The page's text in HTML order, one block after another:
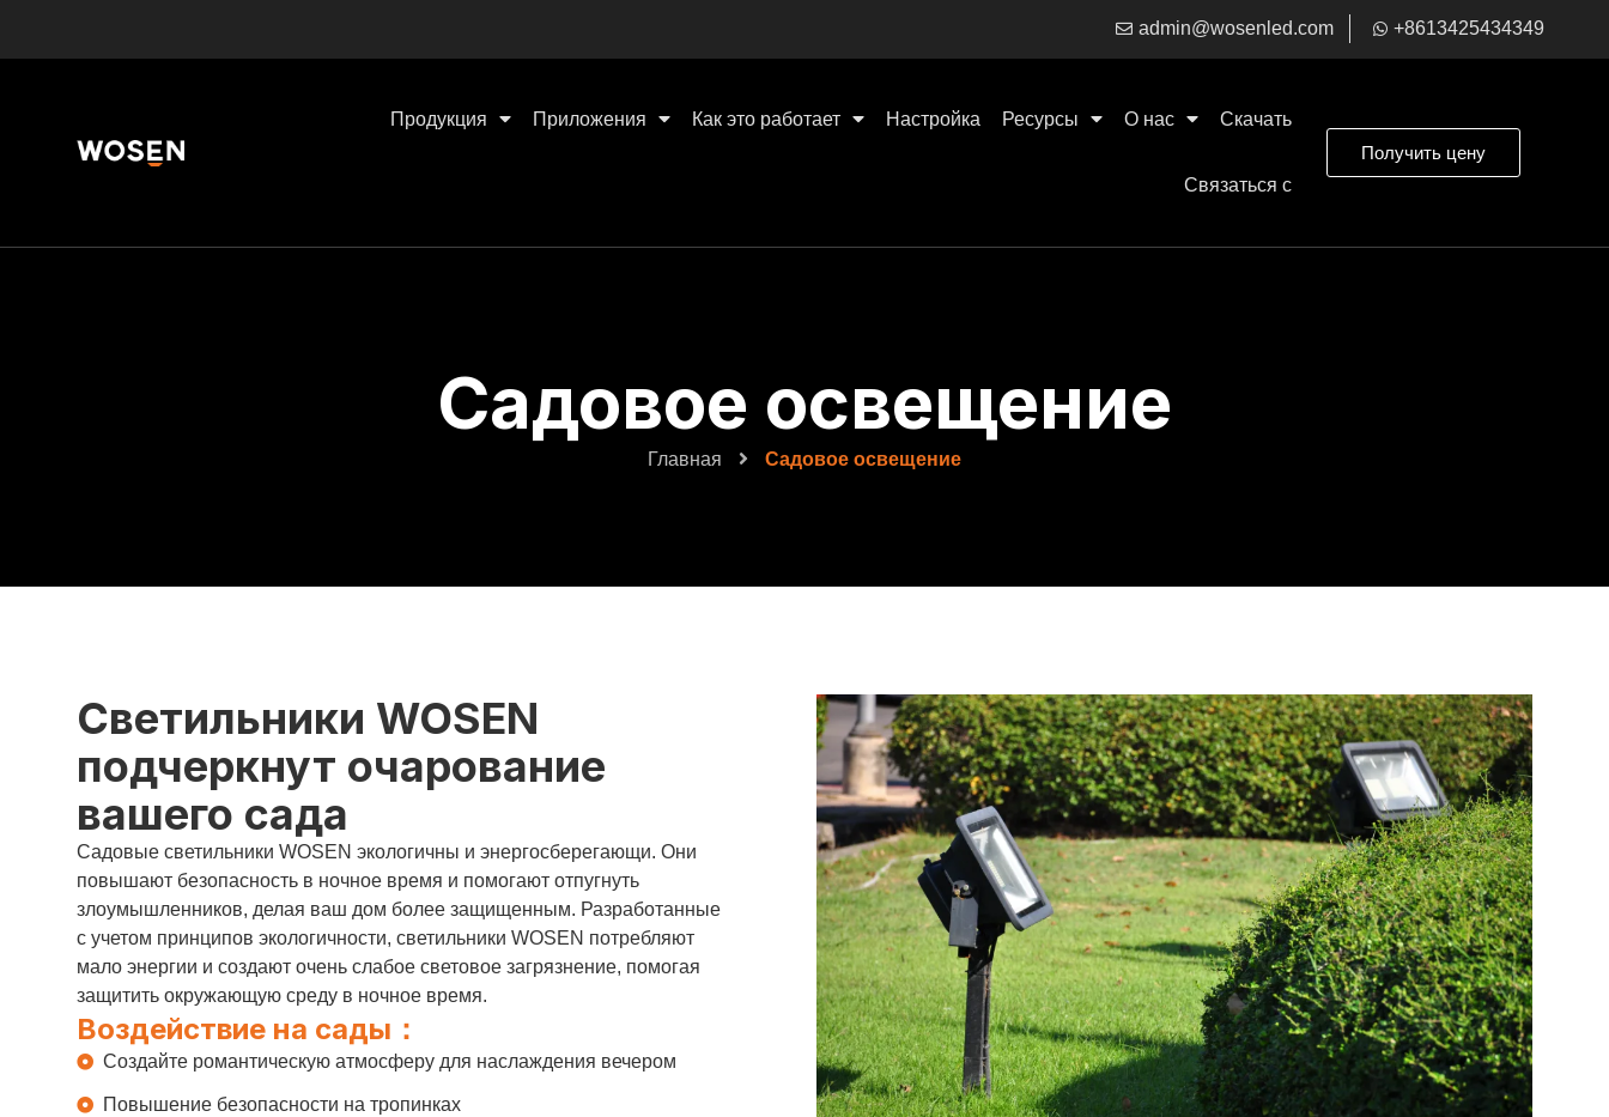
admin@wosenled.com +8613425434349
Продукция Приложения Как это работает Настройка Ресурсы О нас Скачать
Связаться с
Получить цену
Садовое освещение
Главная Садовое освещение
Светильники WOSEN
подчеркнут очарование
вашего сада
Садовые светильники WOSEN экологичны и энергосберегающи. Они
повышают безопасность в ночное время и помогают отпугнуть
злоумышленников, делая ваш дом более защищенным. Разработанные
с учетом принципов экологичности, светильники WOSEN потребляют
мало энергии и создают очень слабое световое загрязнение, помогая
защитить окружающую среду в ночное время.
Воздействие на сады：
Создайте романтическую атмосферу для наслаждения вечером
Повышение безопасности на тропинках